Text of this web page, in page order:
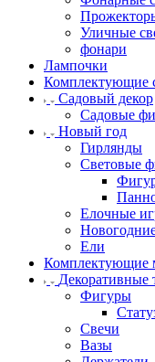
Уличные
фонари
Лампочки
Комплектующие
Садовый декор
Садовые
Новый год
Гирлянды
Световые
Елочные
Ели
Комплектующие
Декоративные
Фигуры
Свечи
Вазы